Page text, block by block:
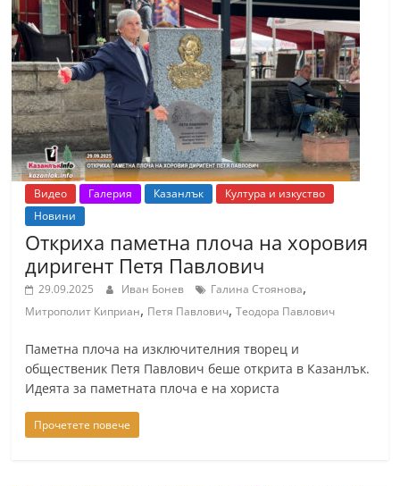
Видео Галерия Казанлък
Култура и изкуство
Новини
Откриха паметна плоча на хоровия
диригент Петя Павлович
29.09.2025 Иван Бонев Галина Стоянова,
Митрополит Киприан, Петя Павлович,Теодора Павлович
Паметна плоча на изключителния творец и
общественик Петя Павлович беше открита в Казанлък.
Идеята за паметната плоча е на хориста
Прочетете повече